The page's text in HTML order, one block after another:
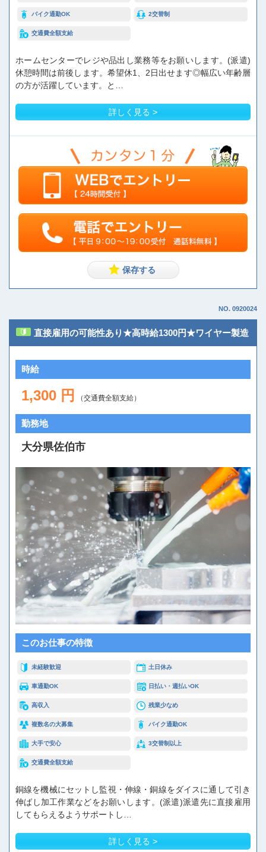
バイク通勤OK 2交替制
交通費全額支給
ホームセンターでレジや品出し業務等をお願いします。(派遣)
休憩時間は前後します。希望休1、2日出せます◎幅広い年齢層
の方が活躍しています。と…
詳しく見る >
NO. 0920024
直接雇用の可能性あり★高時給1300円★ワイヤー製造
時給
1,300 円 （交通費全額支給）
勤務地
大分県佐伯市
このお仕事の特徴
未経験歓迎 土日休み
車通勤OK 日払い・週払いOK
高収入 残業少なめ
複数名の大募集 バイク通勤OK
大手で安心 3交替制以上
交通費全額支給
銅線を機械にセットし監視・伸線・銅線をダイスに通して引き
伸ばし加工作業などをお願いします。(派遣)派遣先に直接雇用
してもらえるようサポートし…
詳しく見る >